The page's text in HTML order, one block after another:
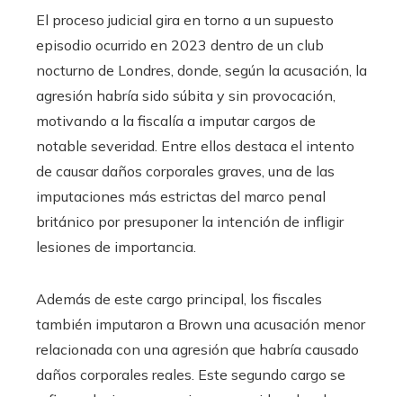
El proceso judicial gira en torno a un supuesto
episodio ocurrido en 2023 dentro de un club
nocturno de Londres, donde, según la acusación, la
agresión habría sido súbita y sin provocación,
motivando a la fiscalía a imputar cargos de
notable severidad. Entre ellos destaca el intento
de causar daños corporales graves, una de las
imputaciones más estrictas del marco penal
británico por presuponer la intención de infligir
lesiones de importancia.
Además de este cargo principal, los fiscales
también imputaron a Brown una acusación menor
relacionada con una agresión que habría causado
daños corporales reales. Este segundo cargo se